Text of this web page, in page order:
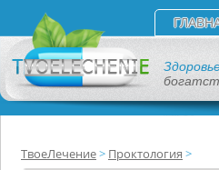
ТвоеЛечение Проктология